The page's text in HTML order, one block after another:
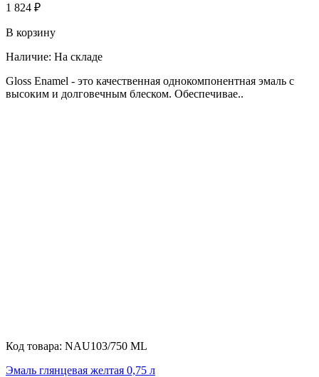
1 824 ₽
В корзину
Наличие: На складе
Gloss Enamel - это качественная однокомпонентная эмаль с
высоким и долговечным блеском. Обеспечивае..
Код товара: NAU103/750 ML
Эмаль глянцевая желтая 0,75 л